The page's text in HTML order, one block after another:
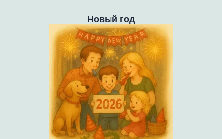
Новый год